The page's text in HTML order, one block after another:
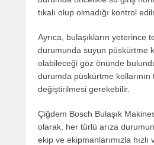
tıkalı olup olmadığı kontrol
Ayrıca, bulaşıkların yeterince
durumunda suyun püskürtme
olabileceği göz önünde
durumda püskürtme
değiştirilmesi gerekebilir.
Çiğdem Bosch Bulaşık
olarak, her türlü arıza
ekip ve ekipmanlarımızla